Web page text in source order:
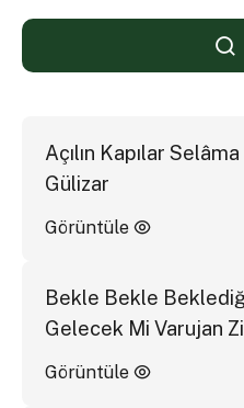
Açılın Kapılar
Gülizar
Görüntüle
Bekle Bekle
Gelecek Mi Varujan
Görüntüle